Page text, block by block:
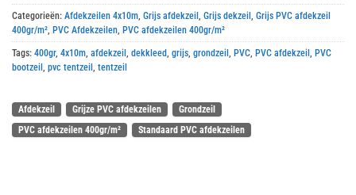
Categorieën: Afdekzeilen 4x10m, Grijs afdekzeil , Grijs dekzeil , Grijs PVC afdekzeil
400gr/m², PVC Afdekzeilen, PVC afdekzeilen 400gr/m²
Tags: 400gr, 4x10m, afdekzeil , dekkleed, grijs, grondzeil , PVC, PVC afdekzeil , PVC
bootzeil , pvc tentzeil , tentzeil
Afdekzeil Grijze PVC afdekzeilen
Grondzeil
PVC afdekzeilen 400gr/m²
Standaard PVC afdekzeilen